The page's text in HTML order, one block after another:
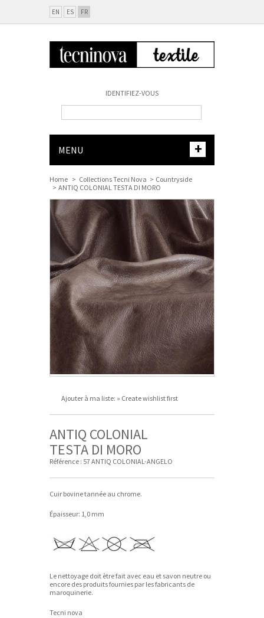
IDENTIFIEZ-VOUS
EN ES FR
+
MENU
Home > Collections Tecni Nova > Countryside
> ANTIQ COLONIAL TESTA DI MORO
Ajouter à ma liste: » Create wishlist first
ANTIQ COLONIAL
TESTA DI MORO
Référence : 57 ANTIQ COLONIAL-ANGELO
Cuir bovine tannée au chrome.
Épaisseur: 1,0 mm
Le nettoyage doit ètre fait avec eau et savon neutre ou
encore des produits fournies par les fabricants de
maroquinerie.
Tecni nova